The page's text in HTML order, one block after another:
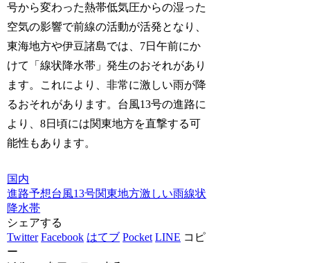
号から変わった熱帯低気圧からの湿った
空気の影響で前線の活動が活発となり、
東海地方や伊豆諸島では、7日午前にか
けて「線状降水帯」発生のおそれがあり
ます。これにより、非常に激しい雨が降
るおそれがあります。台風13号の進路に
より、8日頃には関東地方を直撃する可
能性もあります。
国内
進路予想台風13号関東地方激しい雨線状
降水帯
シェアする
Twitter Facebook はてブ Pocket LINE コピ
ー